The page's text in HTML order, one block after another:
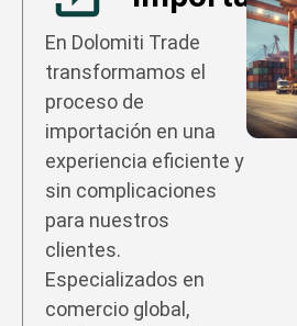
En Dolomiti Trade
transformamos el
proceso de
importación en una
experiencia eficiente y
sin complicaciones
para nuestros
clientes.
Especializados en
comercio global,